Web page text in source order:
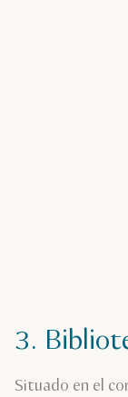
3.
Situado en el